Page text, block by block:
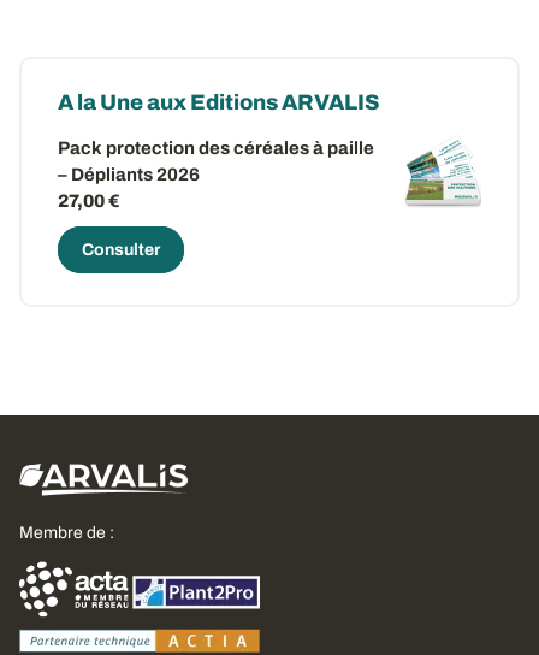
A la Une aux Editions ARVALIS
Pack protection des céréales à paille
– Dépliants 2026
27,00 €
Consulter
Membre de :